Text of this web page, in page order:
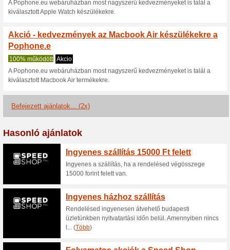
Aktuális
PoPhone.eu Akció:
megjelölt iPh
100% működött Akcio
PoPhone.eu Akció: 3.000-
készülékekre. Nincs szükség